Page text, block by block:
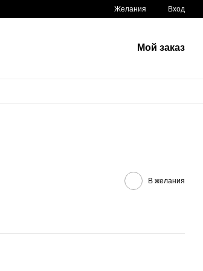
Желания Вход
Мой заказ
В желания